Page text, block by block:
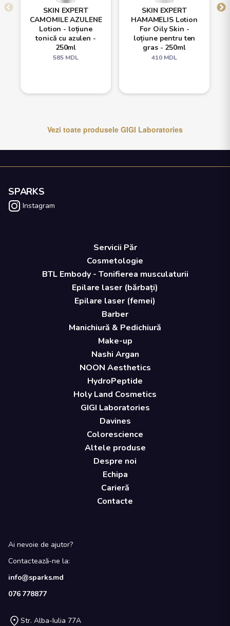
SKIN EXPERT
CAMOMILE AZULENE
Lotion - loțiune
tonică cu azulen -
250ml
585 MDL
SKIN EXPERT
HAMAMELIS Lotion
For Oily Skin -
loțiune pentru ten
gras - 250ml
410 MDL
Vezi toate produsele GIGI Laboratories
SPARKS
Instagram
Servicii Păr
Cosmetologie
BTL Embody - Tonifierea musculaturii
Epilare laser (bărbați)
Epilare laser (femei)
Barber
Manichiură & Pedichiură
Make-up
Nashi Argan
NOON Aesthetics
HydroPeptide
Holy Land Cosmetics
GIGI Laboratories
Davines
Colorescience
Altele produse
Despre noi
Echipa
Carieră
Contacte
Ai nevoie de ajutor?
Contactează-ne la:
info@sparks.md
076 778877
Str. Alba-Iulia 77A